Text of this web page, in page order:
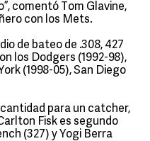
comentó Tom Glavine,
con los Mets.
de bateo de .308, 427
los Dodgers (1992-98),
(1998-05), San Diego
para un catcher,
Fisk es segundo
(327) y Yogi Berra